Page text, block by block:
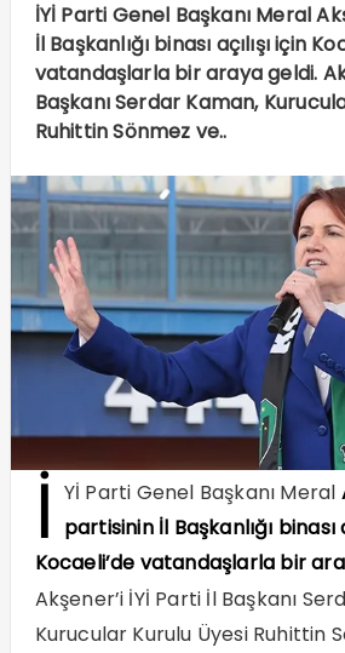
İYİ Parti Genel Başkanı Meral
İl Başkanlığı binası açılışı için
vatandaşlarla bir araya geldi.
Başkanı Serdar Kaman,
Ruhittin Sönmez ve..
İ Yİ Parti Genel Başkanı Meral
partisinin İl Başkanlığı binası
Kocaeli’de vatandaşlarla bir
Akşener’i İYİ Parti İl Başkanı
Kurucular Kurulu Üyesi Ruhittin